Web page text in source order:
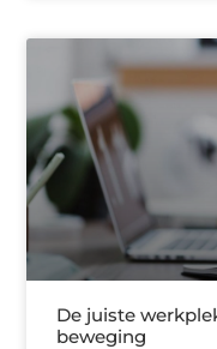
De juiste
beweging